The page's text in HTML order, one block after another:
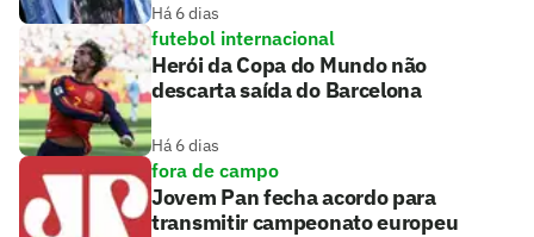
Há 6 dias
futebol internacional
Herói da Copa do Mundo não
descarta saída do Barcelona
Há 6 dias
fora de campo
Jovem Pan fecha acordo para
transmitir campeonato europeu